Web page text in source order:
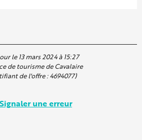
le 13 mars 2024 à 15:27
de tourisme de Cavalaire
de l'offre :4694077)
Signaler une erreur